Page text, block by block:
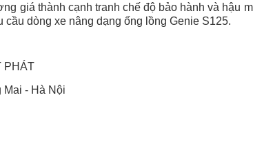
giá thành cạnh tranh chế độ bảo hành và hậu
cầu dòng xe nâng dạng ống lồng Genie S125.
PHÁT
- Hà Nội